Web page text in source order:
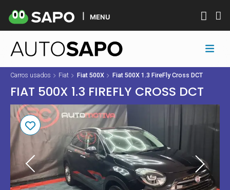
MENU
Carros usados Fiat Fiat 500X Fiat 500X 1.3 FireFly Cross DCT
FIAT 500X 1.3 FIREFLY CROSS DCT